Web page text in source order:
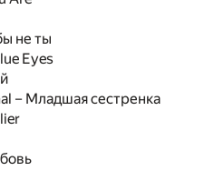
не ты
Eyes
– Младшая сестренка